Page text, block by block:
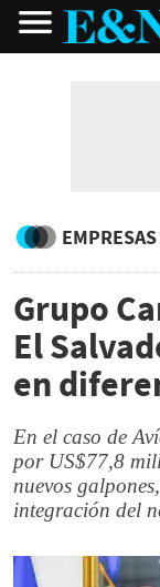
Grupo
El
en
En el caso de
por US$77,8
nuevos
integración del